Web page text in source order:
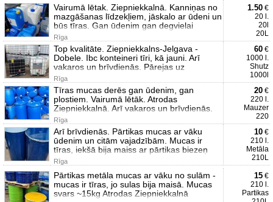
Vairumā lētak. Ziepniekkalnā. Kanniņas no
mazgāšanas līdzekļiem, jāskalo ar ūdeni un
būs tīras. Gan ūdenim gan degvielai
Rīga
1.50 €
20 l.
20l
20L
Top kvalitāte. Ziepniekkalns-Jelgava -
Dobele. Ibc konteineri tīri, kā jauni. Arī
vakaros un brīvdienās. Pārejas uz
Rīga
60 €
1000 l.
Shutz
1000l
Tīras mucas derēs gan ūdenim, gan
plostiem. Vairumā lētāk. Atrodas
Ziepniekkalnā. Arī vakaros un brīvdienās.
Rīga
20 €
220 l.
Mauzer
220
Arī brīvdienās. Pārtikas mucas ar vāku
ūdenim un citām vajadzībām. Mucas ir
tīras, iekšā bija maiss ar pārtikas biezeņ
Rīga
10 €
210 l.
Metāla
210L
Pārtikas metāla mucas ar vāku no sulām -
mucas ir tīras, jo sulas bija maisā. Mucas
svars ~15kg Atrodas Ziepniekkalnā
15 €
210 l.
Partikas